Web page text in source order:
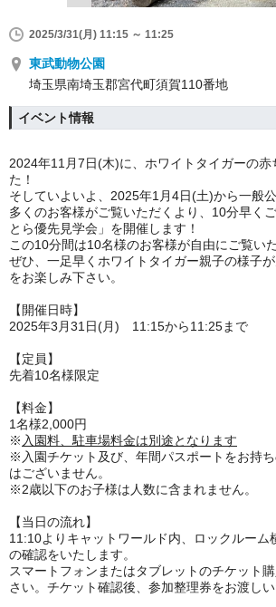
2025/3/31(月) 11:15 ～ 11:25
東武動物公園
埼玉県南埼玉郡宮代町須賀110番地
イベント情報
2024年11月7日(木)に、ホワイトタイガーの赤
た！
そしていよいよ、2025年1月4日(土)から一般
多くのお客様がご覧いただくより、10分早く
とら優先見学会」を開催します！
この10分間は10名様のお客様が自由にご覧い
ぜひ、一足早くホワイトタイガー親子の様子
をお楽しみ下さい。
【開催日時】
2025年3月31日(月) 11:15から11:25まで
【定員】
先着10名様限定
【料金】
1名様2,000円
※ 入園料、駐車場料金は別途となります
※入園チケット及び、年間パスポートをお持
はございません。
※2歳以下のお子様は人数に含まれません。
【当日の流れ】
11:10よりキャットワールド内、ロックルーム
の確認をいたします。
スマートフォンまたはタブレットのチケット
さい。チケット確認後、参加整理券をお渡しい